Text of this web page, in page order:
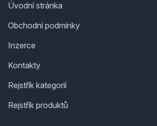
Úvodní stránka
Obchodní podmínky
Inzerce
Kontakty
Rejstřík kategorií
Rejstřík produktů